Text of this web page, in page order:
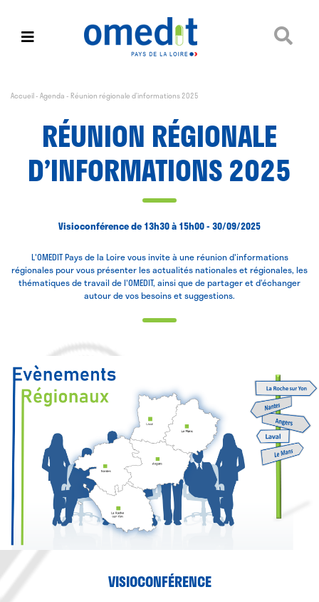
Accueil-Agenda- Réunion régionale d’informations 2025
RÉUNION RÉGIONALE
D’INFORMATIONS 2025
Visioconférence de 13h30 à 15h00 - 30/09/2025
L'OMEDIT Pays de la Loire vous invite à une réunion d'informations
régionales pour vous présenter les actualités nationales et régionales, les
thématiques de travail de l'OMEDIT, ainsi que de partager et d’échanger
autour de vos besoins et suggestions.
VISIOCONFÉRENCE